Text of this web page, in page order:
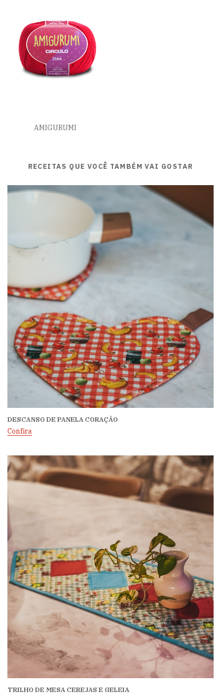
AMIGURUMI
RECEITAS QUE VOCÊ TAMBÉM VAI GOSTAR
DESCANSO DE PANELA CORAÇÃO
Confira
TRILHO DE MESA CEREJAS E GELEIA